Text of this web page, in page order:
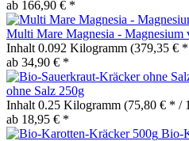
ab 166,90 € *
Multi Mare Magnesia - Magnesium
Inhalt 0.092 Kilogramm (379,35 €
ab 34,90 € *
ohne Salz 250g
Inhalt 0.25 Kilogramm (75,80 € * /
ab 18,95 € *
Bio-